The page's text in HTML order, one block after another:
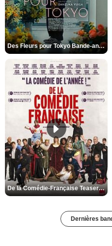
Des Fleurs pour Tokyo Bande-annonce VO STFR
De la Comédie-Française Teaser (3) VF
Dernières